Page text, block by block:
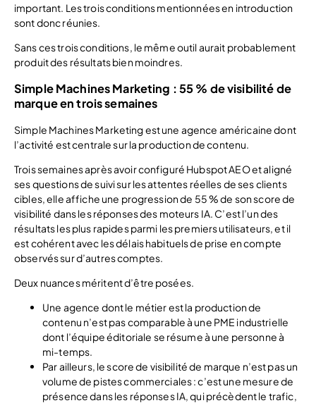
important. Les trois conditions mentionnées en introduction
sont donc réunies.
Sans ces trois conditions, le même outil aurait probablement
produit des résultats bien moindres.
Simple Machines Marketing : 55 % de visibilité de
marque en trois semaines
Simple Machines Marketing est une agence américaine dont
l’activité est centrale sur la production de contenu.
Trois semaines après avoir configuré Hubspot AEO et aligné
ses questions de suivi sur les attentes réelles de ses clients
cibles, elle affiche une progression de 55 % de son score de
visibilité dans les réponses des moteurs IA. C’est l’un des
résultats les plus rapides parmi les premiers utilisateurs, et il
est cohérent avec les délais habituels de prise en compte
observés sur d’autres comptes.
Deux nuances méritent d’être posées.
Une agence dont le métier est la production de
contenu n’est pas comparable à une PME industrielle
dont l’équipe éditoriale se résume à une personne à
mi-temps.
Par ailleurs, le score de visibilité de marque n’est pas un
volume de pistes commerciales : c’est une mesure de
présence dans les réponses IA, qui précèdent le trafic,